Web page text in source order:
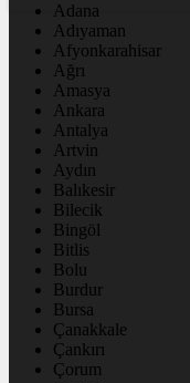
Adana
Adıyaman
Afyonkarahisar
Ağrı
Amasya
Ankara
Antalya
Artvin
Aydın
Balıkesir
Bilecik
Bingöl
Bitlis
Bolu
Burdur
Bursa
Çanakkale
Çankırı
Çorum